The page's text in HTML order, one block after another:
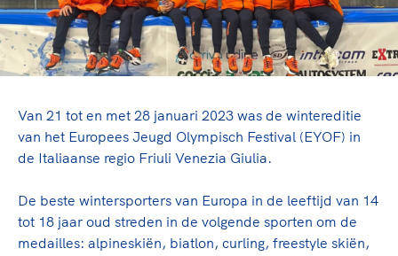
TeamNL kids
Olympische geschiedenis
Columns
Sport gaat niet vanzelf
Sportmatch
Handboek Wet- en Regelgeving
Opleidingen en trainingen
High5 Stappenplan
Ruimte voor sport
Olympische Spelen LA28
Paralympische Spelen LA28
Europese Spelen Istanbul 2027
Topsportbeleid
Topsportfinanciering
Top teamsportcompetities
Van 21 tot en met 28 januari 2023 was de wintereditie
van het Europees Jeugd Olympisch Festival (EYOF) in
de Italiaanse regio Friuli Venezia Giulia.
De beste wintersporters van Europa in de leeftijd van 14
tot 18 jaar oud streden in de volgende sporten om de
medailles: alpineskiën, biatlon, curling, freestyle skiën,